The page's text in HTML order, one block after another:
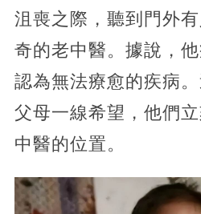
沮喪之際，聽到門外
奇的老中醫。據說，
認為無法療愈的疾病
父母一線希望，他們
中醫的位置。